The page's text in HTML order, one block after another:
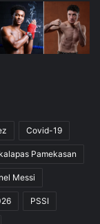
Covid-19
kalapas Pamekasan
Messi
PSSI